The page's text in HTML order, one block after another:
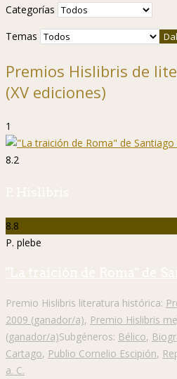
Categorías
Temas
Premios Hislibris de
(XV ediciones)
1
8.2
P. Hislibris
8.8
P. plebe
"La traición de Roma" de
Premio Hislibris literatura histórica:
2009 (ganador/a), Premio Hislibris
(ganador/a)Subgéneros: Bélico,
Cartago, Publio Cornelio Escipión,
a. C.